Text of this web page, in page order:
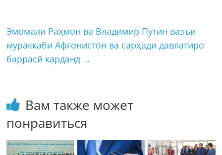
Эмомалӣ Раҳмон ва Владимир Путин вазъи
мураккаби Афғонистон ва сарҳади давлатиро
баррасӣ карданд →
Вам также может
понравиться